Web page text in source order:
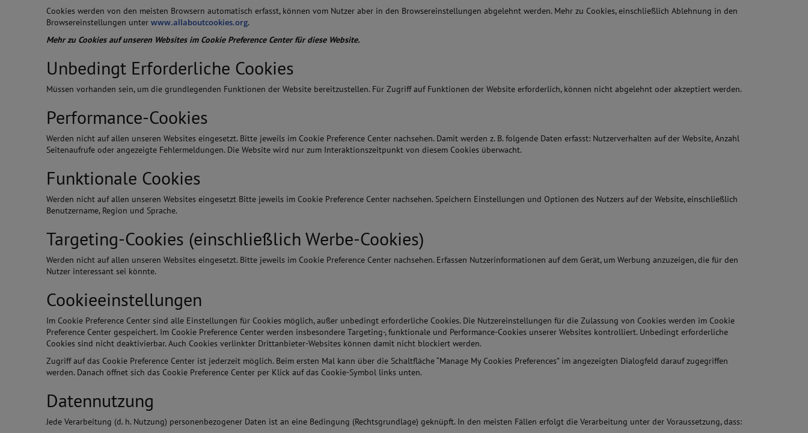
Cookies werden von den meisten Browsern automatisch erfasst, können vom Nutzer aber in den Browsereinstellungen abgelehnt werden. Mehr zu Cookies, einschließlich Ablehnung in den
Browsereinstellungen unterwww.allaboutcookies.org.
Mehr zu Cookies auf unseren Websites im Cookie Preference Center für diese Website.
Unbedingt Erforderliche Cookies
Müssen vorhanden sein, um die grundlegenden Funktionen der Website bereitzustellen. Für Zugriff auf Funktionen der Website erforderlich, können nicht abgelehnt oder akzeptiert werden.
Performance-Cookies
Werden nicht auf allen unseren Websites eingesetzt. Bitte jeweils im Cookie Preference Center nachsehen. Damit werden z. B. folgende Daten erfasst: Nutzerverhalten auf der Website, Anzahl
Seitenaufrufe oder angezeigte Fehlermeldungen. Die Website wird nur zum Interaktionszeitpunkt von diesem Cookies überwacht.
Funktionale Cookies
Werden nicht auf allen unseren Websites eingesetzt Bitte jeweils im Cookie Preference Center nachsehen. Speichern Einstellungen und Optionen des Nutzers auf der Website, einschließlich
Benutzername, Region und Sprache.
Targeting-Cookies (einschließlich Werbe-Cookies)
Werden nicht auf allen unseren Websites eingesetzt. Bitte jeweils im Cookie Preference Center nachsehen. Erfassen Nutzerinformationen auf dem Gerät, um Werbung anzuzeigen, die für den
Nutzer interessant sei könnte.
Cookieeinstellungen
Im Cookie Preference Center sind alle Einstellungen für Cookies möglich, außer unbedingt erforderliche Cookies. Die Nutzereinstellungen für die Zulassung von Cookies werden im Cookie
Preference Center gespeichert. Im Cookie Preference Center werden insbesondere Targeting-, funktionale und Performance-Cookies unserer Websites kontrolliert. Unbedingt erforderliche
Cookies sind nicht deaktivierbar. Auch Cookies verlinkter Drittanbieter-Websites können damit nicht blockiert werden.
Zugriff auf das Cookie Preference Center ist jederzeit möglich. Beim ersten Mal kann über die Schaltfläche “Manage My Cookies Preferences” im angezeigten Dialogfeld darauf zugegriffen
werden. Danach öffnet sich das Cookie Preference Center per Klick auf das Cookie-Symbol links unten.
Datennutzung
Jede Verarbeitung (d. h. Nutzung) personenbezogener Daten ist an eine Bedingung (Rechtsgrundlage) geknüpft. In den meisten Fällen erfolgt die Verarbeitung unter der Voraussetzung, dass: